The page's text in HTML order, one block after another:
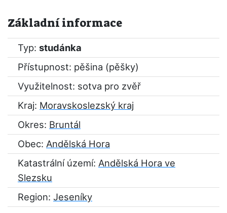
Základní informace
Typ: studánka
Přístupnost: pěšina (pěšky)
Využitelnost: sotva pro zvěř
Kraj: Moravskoslezský kraj
Okres: Bruntál
Obec: Andělská Hora
Katastrální území: Andělská Hora ve
Slezsku
Region: Jeseníky